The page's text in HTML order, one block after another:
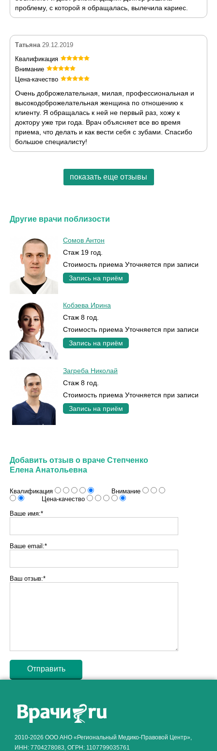
проблему, с которой я обращалась, вылечила кариес.
Татьяна 29.12.2019
Квалификация
Внимание
Цена-качество
Очень доброжелательная, милая, профессиональная и
высокодоброжелательная женщина по отношению к
клиенту. Я обращалась к ней не первый раз, хожу к
доктору уже три года. Врач объясняет все во время
приема, что делать и как вести себя с зубами. Спасибо
большое специалисту!
показать еще отзывы
Другие врачи поблизости
Сомов Антон
Стаж 19 год.
Стоимость приема Уточняется при записи
Запись на приём
Кобзева Ирина
Стаж 8 год.
Стоимость приема Уточняется при записи
Запись на приём
Загреба Николай
Стаж 8 год.
Стоимость приема Уточняется при записи
Запись на приём
Добавить отзыв о враче Степченко
Елена Анатольевна
Квалификация
Внимание
Цена-качество
Ваше имя:*
Ваше email:*
Ваш отзыв:*
2010-2026 ООО АНО «Региональный Медико-Правовой Центр»,
ИНН: 7704278083, ОГРН: 1107799035761